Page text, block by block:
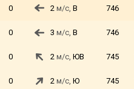
0 2 м/с, В 746
0 3 м/с, В 746
0 2 м/с, ЮВ 745
0 2 м/с, Ю 745